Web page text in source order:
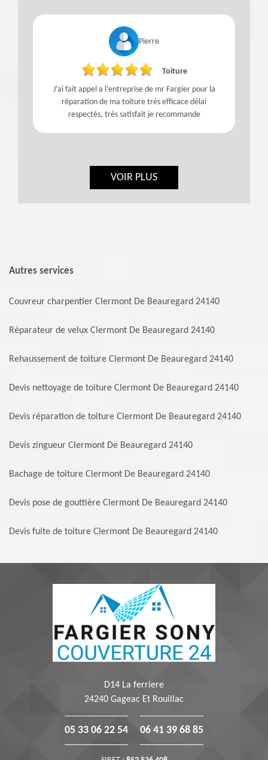
Pierre
Toiture
J’ai fait appel a l’entreprise de mr Fargier pour la
réparation de ma toiture très efficace délai
respectés, très satisfait je recommande
VOIR PLUS
Autres services
Couvreur charpentier Clermont De Beauregard 24140
Réparateur de velux Clermont De Beauregard 24140
Rehaussement de toiture Clermont De Beauregard 24140
Devis nettoyage de toiture Clermont De Beauregard 24140
Devis réparation de toiture Clermont De Beauregard 24140
Devis zingueur Clermont De Beauregard 24140
Bachage de toiture Clermont De Beauregard 24140
Devis pose de gouttière Clermont De Beauregard 24140
Devis fuite de toiture Clermont De Beauregard 24140
D14 La ferriere
24240 Gageac Et Rouillac
05 33 06 22 54 06 41 39 68 85